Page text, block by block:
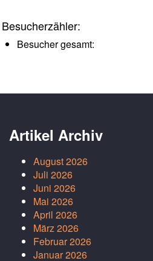
Besucherzähler:
Besucher gesamt:
Artikel Archiv
August 2026
Juli 2026
Juni 2026
Mai 2026
April 2026
März 2026
Februar 2026
Januar 2026